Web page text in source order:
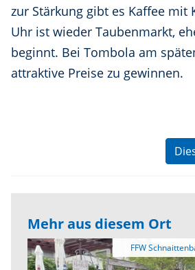
zur Stärkung gibt es Kaffee mit
Uhr ist wieder Taubenmarkt,
beginnt. Bei Tombola am
attraktive Preise zu gewinnen.
Mehr aus diesem Ort